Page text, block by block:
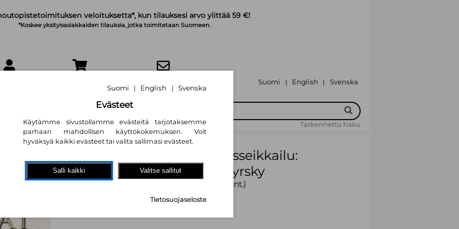
veloituksetta*, kun tilauksesi arvo ylittää 59 €!
*Koskee yksityisasiakkaiden tilauksia, jotka toimitetaan Suomeen.
Suomi | English | Svenska
Tarkennettu haku
Soturikissat: Erikoisseikkailu:
Vatukkatähden myrsky
Nana Sironen (käänt.)
8,20 €
Suomi | English | Svenska
Evästeet
Käytämme sivustollamme evästeitä tarjotaksemme
parhaan mahdollisen käyttökokemuksen. Voit
hyväksyä kaikki evästeet tai valita sallimasi evästeet.
Salli kaikki Valitse sallitut
Tietosuojaseloste